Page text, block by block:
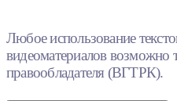
Любое использование
видеоматериалов возможно
правообладателя (ВГТРК).